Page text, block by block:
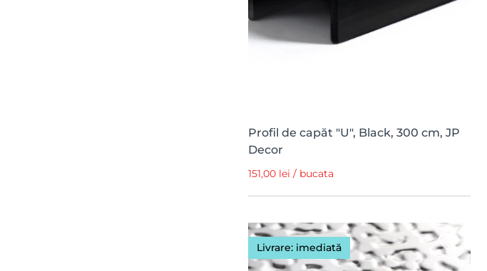
Profil de capăt "U", Black, 300 cm, JP
Decor
151,00 lei / bucata
Livrare: imediată